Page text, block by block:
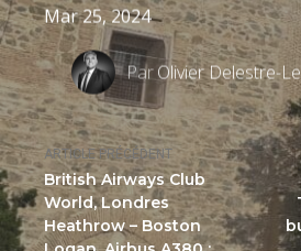
ARTICLE PRÉCÉDENT
British Airways Club
World, Londres
Heathrow – Boston
Mar 25, 2024
ParOlivier Delestre-